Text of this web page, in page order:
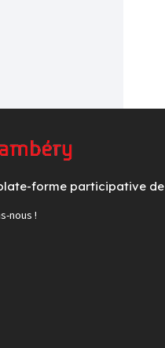
forme participative de
nous !